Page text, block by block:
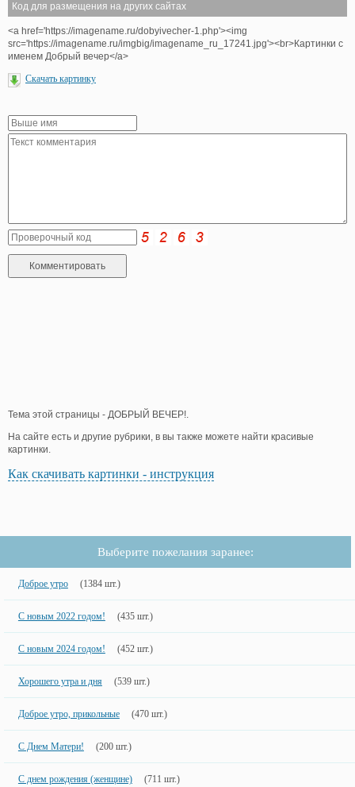
Код для размещения на других сайтах
<a href='https://imagename.ru/dobyivecher-1.php'><img
src='https://imagename.ru/imgbig/imagename_ru_17241.jpg'><br>Картинки с
именем Добрый вечер</a>
Скачать картинку
Тема этой страницы - ДОБРЫЙ ВЕЧЕР!.
На сайте есть и другие рубрики, в вы также можете найти красивые
картинки.
Как скачивать картинки - инструкция
Выберите пожелания заранее:
Доброе утро (1384 шт.)
С новым 2022 годом! (435 шт.)
С новым 2024 годом! (452 шт.)
Хорошего утра и дня (539 шт.)
Доброе утро, прикольные (470 шт.)
С Днем Матери! (200 шт.)
С днем рождения (женщине) (711 шт.)